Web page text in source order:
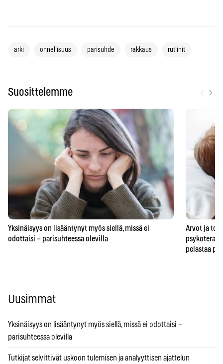
arki onnellisuus parisuhde rakkaus rutiinit
Suosittelemme ›
Yksinäisyys on lisääntynyt myös siellä, missä ei
odottaisi – parisuhteessa olevilla
Arvot ja
pelastaa
Uusimmat
Yksinäisyys on lisääntynyt myös siellä, missä ei odottaisi –
parisuhteessa olevilla
Tutkijat selvittivät uskoon tulemisen ja analyyttisen ajattelun